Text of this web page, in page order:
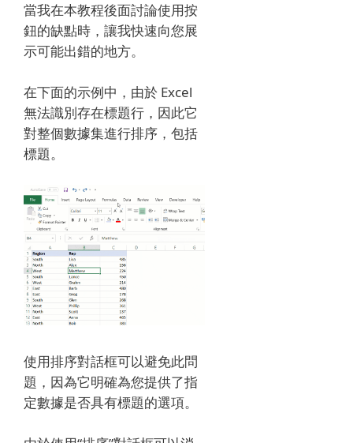
當我在本教程後面討論使用按
鈕的缺點時，讓我快速向您展
示可能出錯的地方。
在下面的示例中，由於 Excel
無法識別存在標題行，因此它
對整個數據集進行排序，包括
標題。
使用排序對話框可以避免此問
題，因為它明確為您提供了指
定數據是否具有標題的選項。